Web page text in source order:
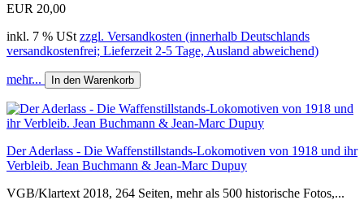
EUR 20,00
inkl. 7 % USt zzgl. Versandkosten (innerhalb Deutschlands
versandkostenfrei; Lieferzeit 2-5 Tage, Ausland abweichend)
mehr... In den Warenkorb
Der Aderlass - Die Waffenstillstands-Lokomotiven von 1918 und ihr
Verbleib. Jean Buchmann & Jean-Marc Dupuy
VGB/Klartext 2018, 264 Seiten, mehr als 500 historische Fotos,...